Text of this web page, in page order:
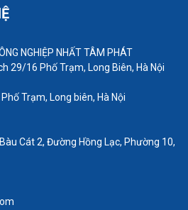
NGHIỆP NHẤT TÂM PHÁT
29/16 Phố Trạm, Long Biên, Hà Nội
Trạm, Long biên, Hà Nội
Cát 2, Đường Hồng Lạc, Phường 10,